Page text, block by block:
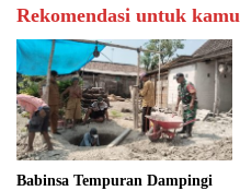
Rekomendasi untuk kamu
Babinsa Tempuran Dampingi